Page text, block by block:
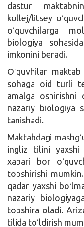
dastur
kollej/litsey
oʻquvchilarga
biologiya
imkonini beradi.
Oʻquvhilar
sohaga oid turli
amalga oshirishni
nazariy biologiya
tanishadi.
Maktabdagi
ingliz tilini yaxshi
xabari bor
topshirishi
qadar yaxshi
nazariy
topshira oladi.
tilida toʻldirish